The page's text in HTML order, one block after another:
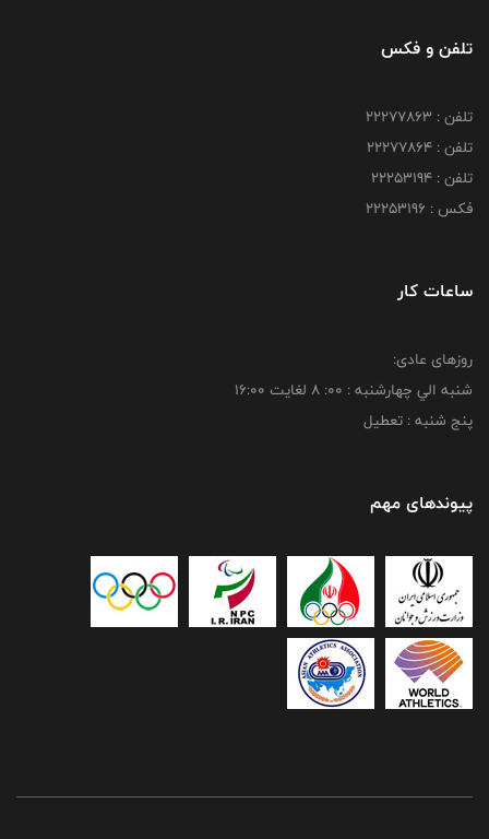
تلفن و فکس
تلفن : 22277863
تلفن : 22277864
تلفن : 22253194
فکس : 22253196
ساعات کار
روزهای عادی:
شنبه الي چهارشنبه : 00: 8 لغايت 16:00
پنج شنبه : تعطیل
پیوندهای مهم